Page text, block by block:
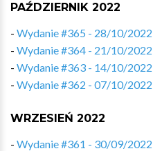
PAŹDZIERNIK 2022
- Wydanie #365 - 28/10/2022
- Wydanie #364 - 21/10/2022
- Wydanie #363 - 14/10/2022
- Wydanie #362 - 07/10/2022
WRZESIEŃ 2022
- Wydanie #361 - 30/09/2022